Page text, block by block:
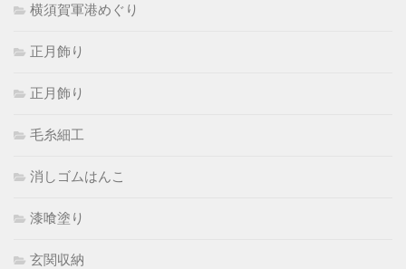
横須賀軍港めぐり
正月飾り
正月飾り
毛糸細工
消しゴムはんこ
漆喰塗り
玄関収納